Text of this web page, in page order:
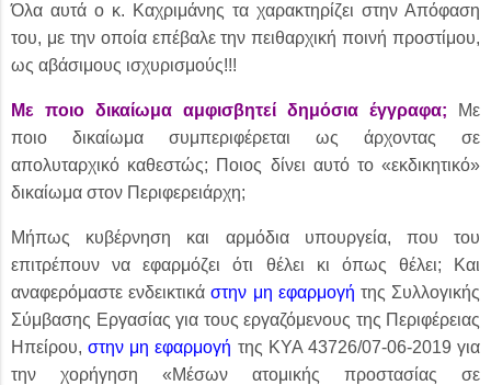
Όλα αυτά ο κ. Καχριμάνης τα χαρακτηρίζει στην Απόφαση
του, με την οποία επέβαλε την πειθαρχική ποινή προστίμου,
ως αβάσιμους ισχυρισμούς!!!
Με ποιο δικαίωμα αμφισβητεί δημόσια έγγραφα; Με
ποιο δικαίωμα συμπεριφέρεται ως άρχοντας σε
απολυταρχικό καθεστώς; Ποιος δίνει αυτό το «εκδικητικό»
δικαίωμα στον Περιφερειάρχη;
Μήπως κυβέρνηση και αρμόδια υπουργεία, που του
επιτρέπουν να εφαρμόζει ότι θέλει κι όπως θέλει; Και
αναφερόμαστε ενδεικτικάστην μη εφαρμογή της Συλλογικής
Σύμβασης Εργασίας για τους εργαζόμενους της Περιφέρειας
Ηπείρου,στην μη εφαρμογή της ΚΥΑ 43726/07-06-2019για
την χορήγηση «Μέσων ατομικής προστασίας σε